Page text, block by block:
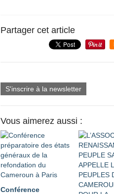
Partager cet article
S'inscrire à la newsletter
Vous aimerez aussi :
Conférence